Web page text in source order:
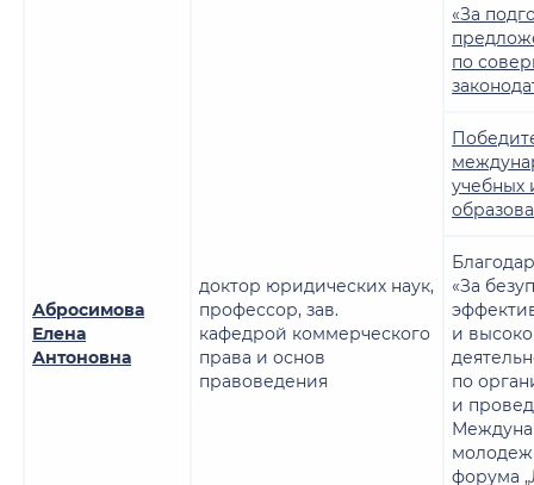
Абросимова
Елена
Антоновна
доктор юридических наук,
профессор, зав.
кафедрой коммерческого
права и основ
правоведения
«За
по
учебных
«За
и
по
и
форума